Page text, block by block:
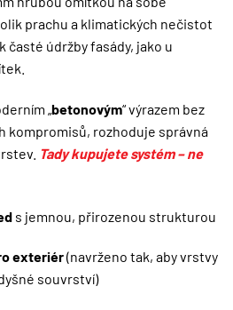
prachu a klimatických nečistot
časté údržby fasády, jako u
„betonovým“ výrazem bez
kompromisů, rozhoduje správná
Tady kupujete systém – ne
s jemnou, přirozenou strukturou
exteriér(navrženo tak, aby vrstvy
souvrství)